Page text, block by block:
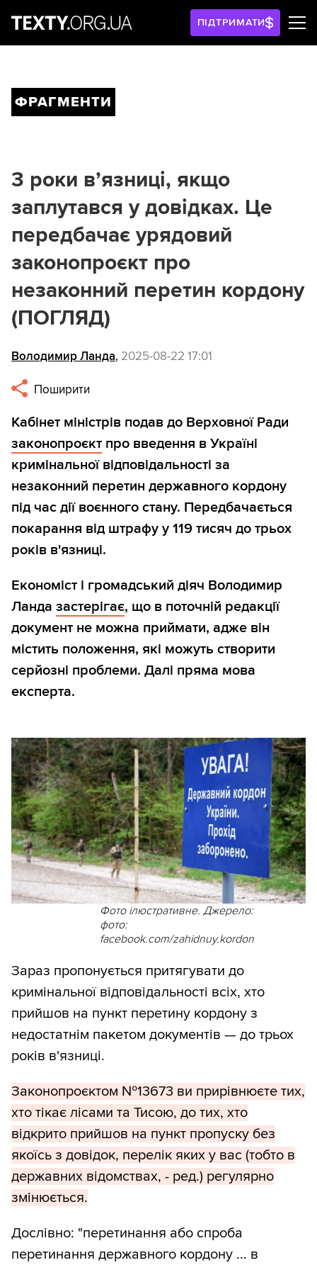
ПІДТРИМАТИ
ФРАГМЕНТИ
3 роки в’язниці, якщо
заплутався у довідках. Це
передбачає урядовий
законопроєкт про
незаконний перетин кордону
(ПОГЛЯД)
Володимир Ланда, 2025-08-22 17:01
Поширити
Кабінет міністрів подав до Верховної Ради
законопроєкт про введення в Україні
кримінальної відповідальності за
незаконний перетин державного кордону
під час дії воєнного стану. Передбачається
покарання від штрафу у 119 тисяч до трьох
років в'язниці.
Економіст і громадський діяч Володимир
Ланда застерігає, що в поточній редакції
документ не можна приймати, адже він
містить положення, які можуть створити
серйозні проблеми. Далі пряма мова
експерта.
Фото ілюстративне. Джерело:
фото:
facebook.com/zahidnuy.kordon
Зараз пропонується притягувати до
кримінальної відповідальності всіх, хто
прийшов на пункт перетину кордону з
недостатнім пакетом документів — до трьох
років в'язниці.
Законопроєктом №13673 ви прирівнюєте тих,
хто тікає лісами та Тисою, до тих, хто
відкрито прийшов на пункт пропуску без
якоїсь з довідок, перелік яких у вас (тобто в
державних відомствах, - ред.) регулярно
змінюється.
Дослівно: "перетинання або спроба
перетинання державного кордону ... в